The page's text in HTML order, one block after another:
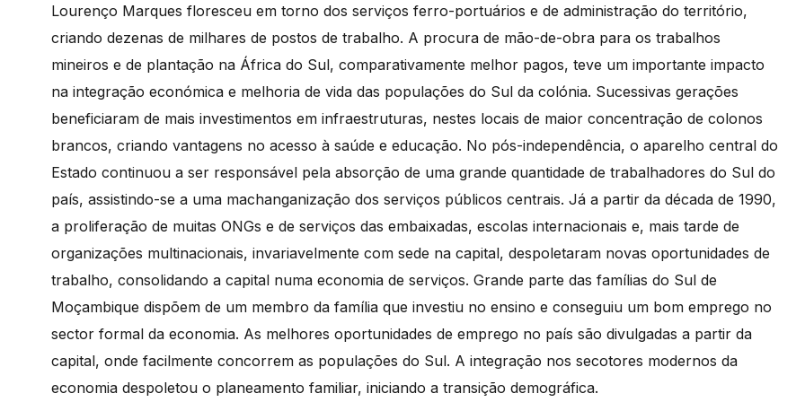
Lourenço Marques floresceu em torno dos serviços ferro-portuários e de administração do território,
criando dezenas de milhares de postos de trabalho. A procura de mão-de-obra para os trabalhos
mineiros e de plantação na África do Sul, comparativamente melhor pagos, teve um importante impacto
na integração económica e melhoria de vida das populações do Sul da colónia. Sucessivas gerações
beneficiaram de mais investimentos em infraestruturas, nestes locais de maior concentração de colonos
brancos, criando vantagens no acesso à saúde e educação. No pós-independência, o aparelho central do
Estado continuou a ser responsável pela absorção de uma grande quantidade de trabalhadores do Sul do
país, assistindo-se a uma machanganização dos serviços públicos centrais. Já a partir da década de 1990,
a proliferação de muitas ONGs e de serviços das embaixadas, escolas internacionais e, mais tarde de
organizações multinacionais, invariavelmente com sede na capital, despoletaram novas oportunidades de
trabalho, consolidando a capital numa economia de serviços. Grande parte das famílias do Sul de
Moçambique dispõem de um membro da família que investiu no ensino e conseguiu um bom emprego no
sector formal da economia. As melhores oportunidades de emprego no país são divulgadas a partir da
capital, onde facilmente concorrem as populações do Sul. A integração nos secotores modernos da
economia despoletou o planeamento familiar, iniciando a transição demográfica.